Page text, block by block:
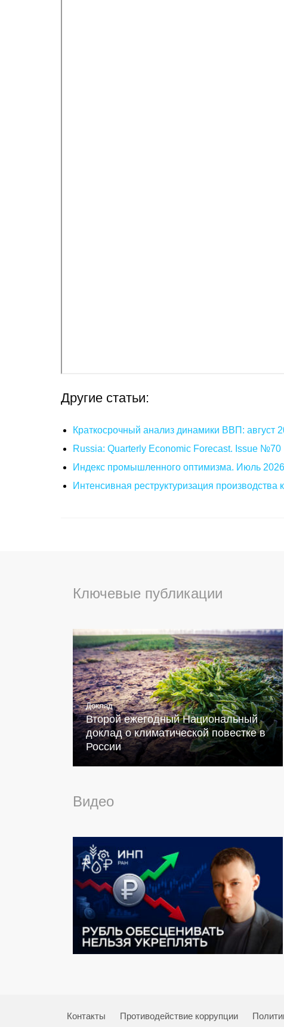
Другие статьи:
Краткосрочный анализ динамики ВВП: август
Russia: Quarterly Economic Forecast. Issue №70
Индекс промышленного оптимизма. Июль 2026
Интенсивная реструктуризация
Ключевые публикации
Доклад
Второй ежегодный Национальный
доклад о климатической повестке в
России
Видео
Контакты Противодействие коррупции